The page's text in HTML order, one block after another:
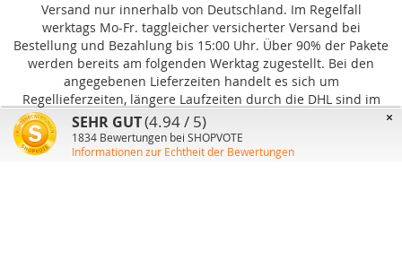
Versand nur innerhalb von Deutschland. Im Regelfall
werktags Mo-Fr. taggleicher versicherter Versand bei
Bestellung und Bezahlung bis 15:00 Uhr. Über 90% der Pakete
werden bereits am folgenden Werktag zugestellt. Bei den
angegebenen Lieferzeiten handelt es sich um
Regellieferzeiten, längere Laufzeiten durch die DHL sind im
Einzelfall möglich und können von uns nicht beeinflusst
werden.
×
SEHR GUT(4.94 / 5)
1834 Bewertungen bei SHOPVOTE
Informationen zur Echtheit der Bewertungen